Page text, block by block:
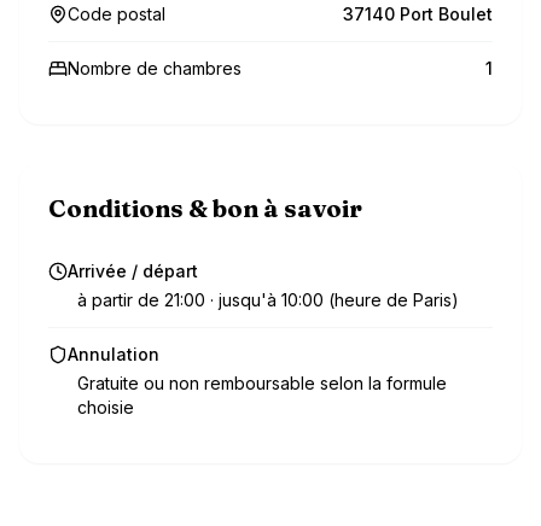
Code postal 37140 Port Boulet
Nombre de chambres 1
Conditions & bon à savoir
Arrivée / départ
à partir de 21:00 · jusqu'à 10:00 (heure de Paris)
Annulation
Gratuite ou non remboursable selon la formule
choisie